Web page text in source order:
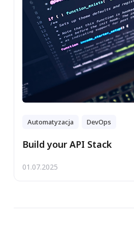
Automatyzacja DevOps
Build your API Stack
01.07.2025